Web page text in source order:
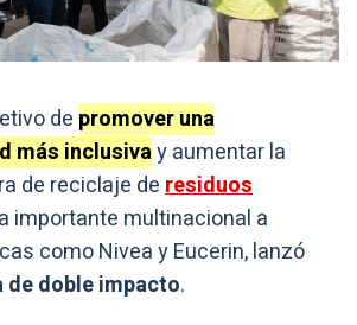
de promover una
más inclusivay aumentar la
de reciclaje deresiduos
importante multinacional a
como Nivea y Eucerin, lanzó
doble impacto.